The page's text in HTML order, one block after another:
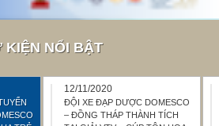
KIỆN NỔI BẬT
12/11/2020
ĐỘI XE ĐẠP DƯỢC DOMESCO
– ĐỒNG THÁP THÀNH TÍCH